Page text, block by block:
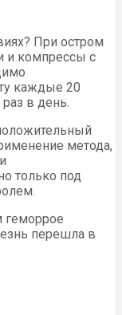
При остром
и компрессы с
каждые 20
в день.
метода,
только под
геморрое
перешла в